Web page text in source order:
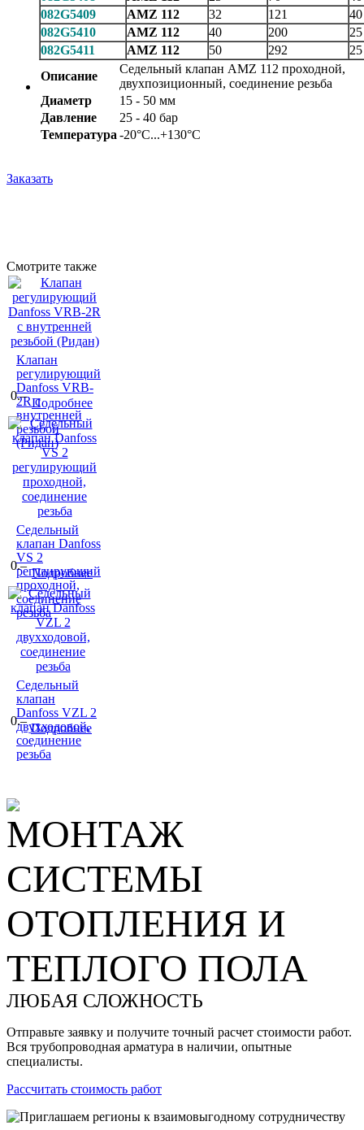
082G5409
AMZ 112 32 121
40
082G5410
AMZ 112 40 200
25
082G5411
AMZ 112 50 292
25
Описание
Седельный клапан AMZ 112 проходной,
двухпозиционный, соединение резьба
Диаметр
15 - 50 мм
Давление
25 - 40 бар
Температура -20°С...+130°С
Заказать
Смотрите также
Клапан
регулирующий
Danfoss VRB-
2R с
внутренней
резьбой
(Ридан)
0.–
Подробнее
Седельный
клапан Danfoss
VS 2
регулирующий
проходной,
соединение
резьба
0.–
Подробнее
Седельный
клапан
Danfoss VZL 2
двухходовой,
соединение
резьба
0.–
Подробнее
МОНТАЖ
СИСТЕМЫ
ОТОПЛЕНИЯ И
ТЕПЛОГО ПОЛА
ЛЮБАЯ СЛОЖНОСТЬ
Отправьте заявку и получите точный расчет стоимости работ.
Вся трубопроводная арматура в наличии, опытные
специалисты.
Рассчитать стоимость работ